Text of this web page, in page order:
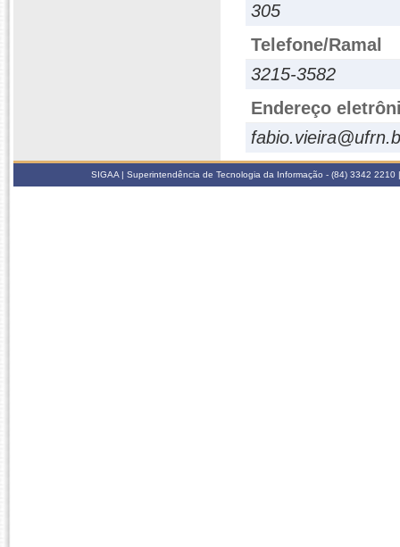
305
Telefone/Ramal
3215-3582
Endereço
SIGAA | Superintendência de Tecnologia da Informação - (84) 3342